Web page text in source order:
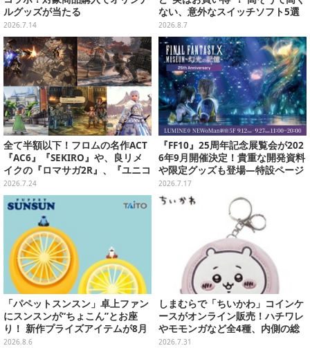
ルグッズが当たる
2026.7.14
ない、意外なスイッチソフト5選
2026.8.7
全て半額以下！フロムの名作ACT
『AC6』『SEKIRO』や、良リメ
イクの『ロマサガ2R』、『ユニコ
ーンオーバーロード』と『SO6』
もお手頃価格に【PS Storeのお薦
めセール】
2026.7.24
『FF10』25周年記念展覧会が202
6年9月開催決定！貴重な開発資料
や限定グッズも登場―特設ページ
では“思い出コメント”募集中
2026.7.17
「パペットスンスン」卓上ファン
にスンスンが“ちょこん”とお座
り！ 新作プライズアイテムが8月
下旬より展開ーオーロラストラッ
2026.8.6
しまむらで「ちいかわ」コインケ
ースがオンライン販売！ハチワレ
やモモンガなど全4種、内側の総
柄デザインも注目
2026.7.31